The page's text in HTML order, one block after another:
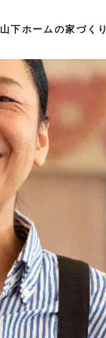
山下ホームの家づくり